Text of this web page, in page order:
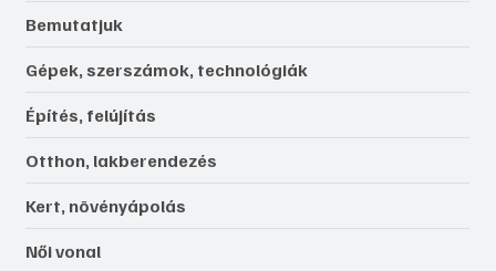
Bemutatjuk
Gépek, szerszámok, technológiák
Építés, felújítás
Otthon, lakberendezés
Kert, növényápolás
Női vonal